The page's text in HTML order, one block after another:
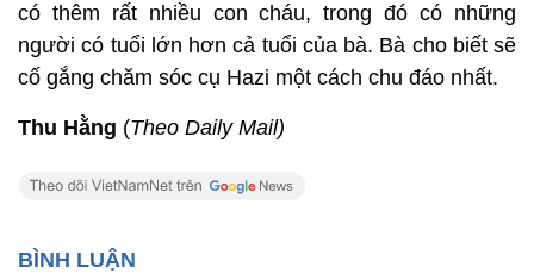
có thêm rất nhiều con cháu, trong đó có những
người có tuổi lớn hơn cả tuổi của bà. Bà cho biết sẽ
cố gắng chăm sóc cụ Hazi một cách chu đáo nhất.
Thu Hằng (Theo Daily Mail)